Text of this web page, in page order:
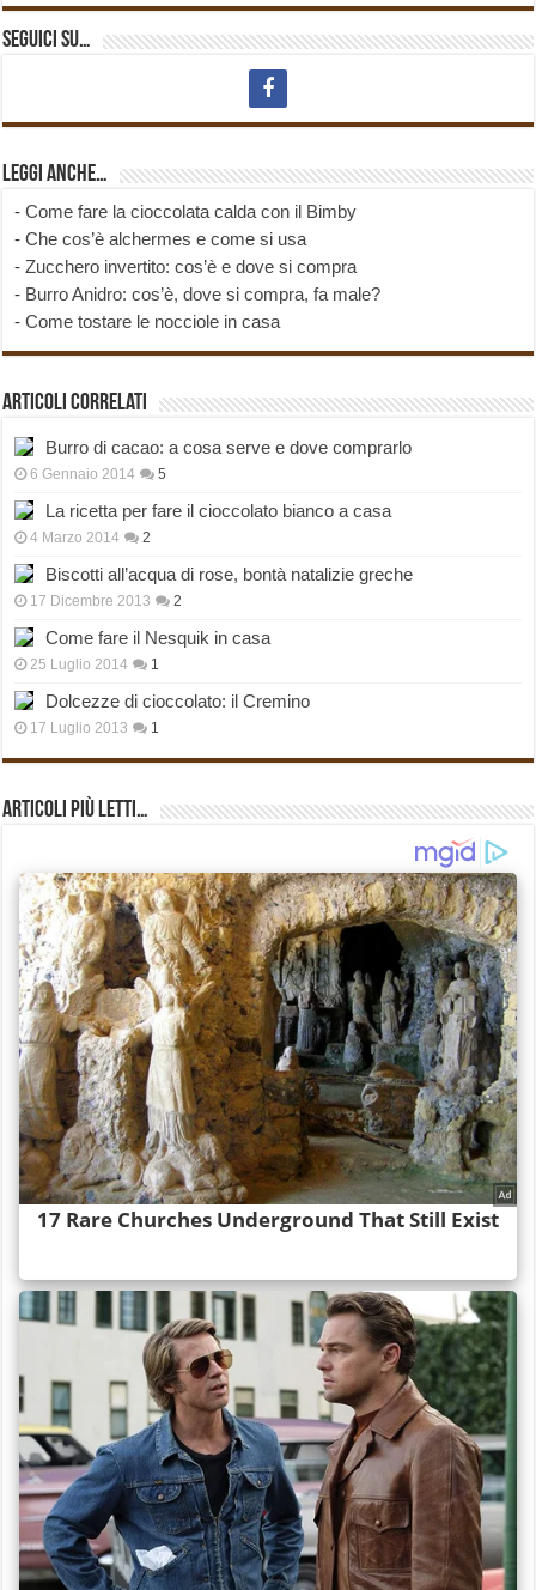
Seguici su…
Leggi anche…
-Come fare la cioccolata calda con il Bimby
-Che cos’è alchermes e come si usa
-Zucchero invertito: cos’è e dove si compra
- Burro Anidro: cos’è, dove si compra, fa male?
-Come tostare le nocciole in casa
Articoli correlati
Burro di cacao: a cosa serve e dove comprarlo
6 Gennaio 2014 5
La ricetta per fare il cioccolato bianco a casa
4 Marzo 2014 2
Biscotti all’acqua di rose, bontà natalizie greche
17 Dicembre 2013 2
Come fare il Nesquik in casa
25 Luglio 2014 1
Dolcezze di cioccolato: il Cremino
17 Luglio 2013 1
Articoli più Letti…